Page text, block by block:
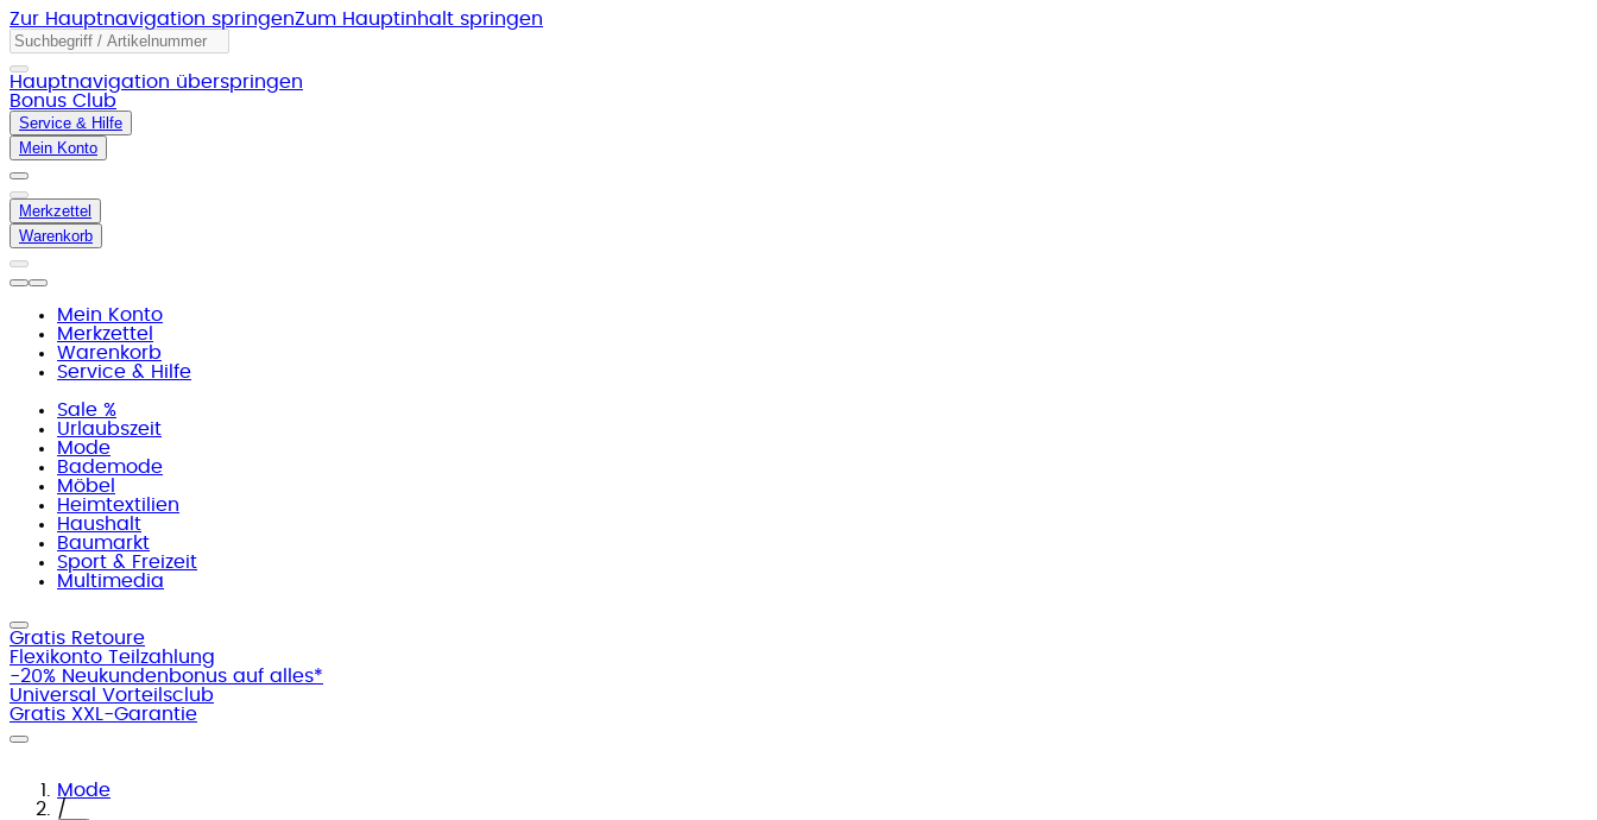
Zur Hauptnavigation springenZum Hauptinhalt springen
Hauptnavigation überspringen
Bonus Club
Service & Hilfe
Mein Konto
Merkzettel
Warenkorb
Mein Konto
Merkzettel
Warenkorb
Service & Hilfe
Sale %
Urlaubszeit
Mode
Bademode
Möbel
Heimtextilien
Haushalt
Baumarkt
Sport & Freizeit
Multimedia
Gratis Retoure
Flexikonto Teilzahlung
-20% Neukundenbonus auf alles*
Universal Vorteilsclub
Gratis XXL-Garantie
Mode
/